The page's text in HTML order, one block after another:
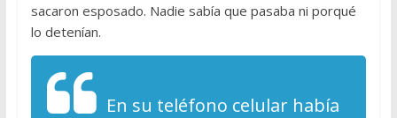
sacaron esposado. Nadie sabía que pasaba ni porqué
lo detenían.
En su teléfono celular había